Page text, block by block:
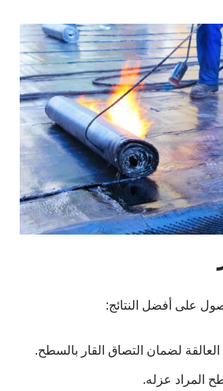
على أفضل النتائج:
العالقة لضمان التصاق القار بالسطح.
المراد عزله.